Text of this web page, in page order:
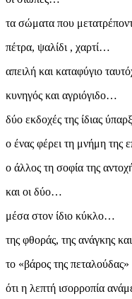
τα σώματα που
πέτρα, ψαλίδι , χαρτί…
απειλή και καταφύγιο
κυνηγός και αγριόγιδο…
δύο εκδοχές της ίδιας
ο ένας φέρει τη μνήμη της
ο άλλος τη σοφία της
και οι δύο…
μέσα στον ίδιο κύκλο…
της φθοράς, της ανάγκης
το «βάρος της
ότι η λεπτή ισορροπία